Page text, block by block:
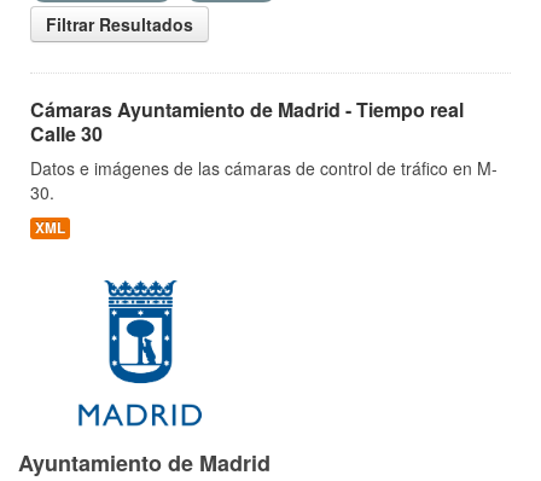
Filtrar Resultados
Cámaras Ayuntamiento de Madrid - Tiempo real
Calle 30
Datos e imágenes de las cámaras de control de tráfico en M-
30.
XML
Ayuntamiento de Madrid